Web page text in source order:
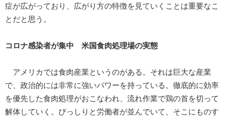
症が広がっており、広がり方の特徴を見ていくことは重要なこ
とだと思う。
コロナ感染者が集中 米国食肉処理場の実態
アメリカでは食肉産業というのがある。それは巨大な産業
で、政治的には非常に強いパワーを持っている。徹底的に効率
を優先した食肉処理がおこなわれ、流れ作業で鶏の首を切って
解体していく。びっしりと労働者が並んでいて、そこにものす